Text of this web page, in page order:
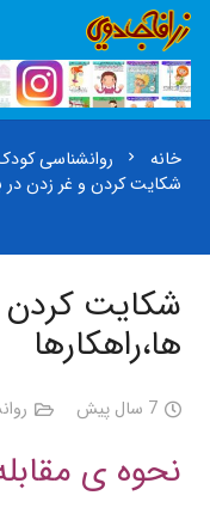
خانه chevron_right روانشناسی
شکایت کردن و غر زدن در
شکایت کردن
ها،راهکارها
7 سال پیش
نحوه ی